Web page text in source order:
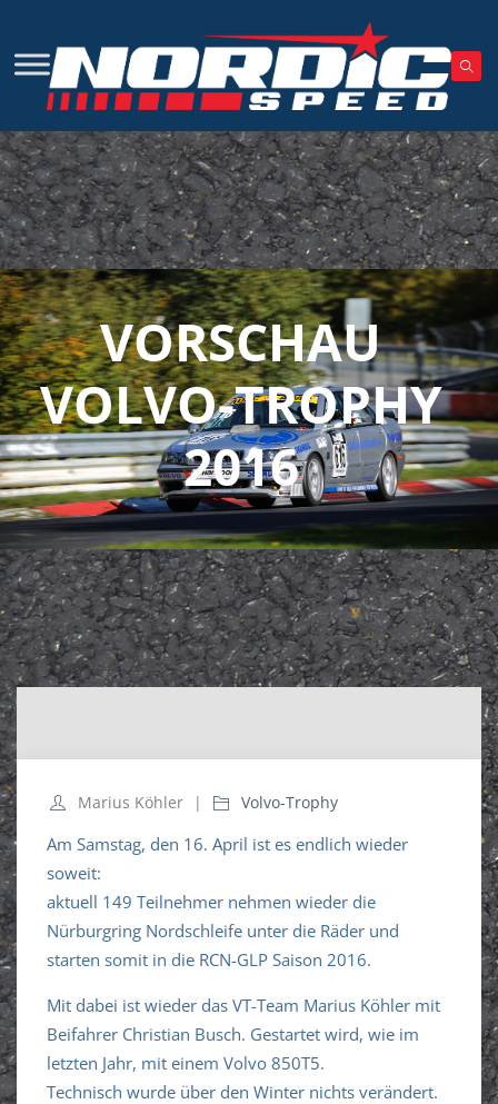
VORSCHAU
VOLVO-TROPHY
2016
Marius Köhler Volvo-Trophy
Am Samstag, den 16. April ist es endlich wieder
soweit:
aktuell 149 Teilnehmer nehmen wieder die
Nürburgring Nordschleife unter die Räder und
starten somit in die RCN-GLP Saison 2016.
Mit dabei ist wieder das VT-Team Marius Köhler mit
Beifahrer Christian Busch. Gestartet wird, wie im
letzten Jahr, mit einem Volvo 850T5.
Technisch wurde über den Winter nichts verändert.